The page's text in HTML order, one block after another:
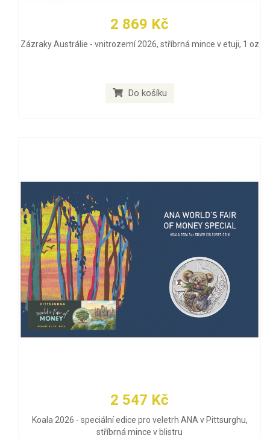
2 869 Kč
Zázraky Austrálie - vnitrozemí 2026, stříbrná mince v etuji, 1 oz
Do košíku
2 547 Kč
Koala 2026 - speciální edice pro veletrh ANA v Pittsurghu,
stříbrná mince v blistru